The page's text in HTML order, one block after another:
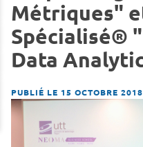
Métriques"
Spécialisé®
Data
PUBLIÉ LE 15 OCTOBRE 2018